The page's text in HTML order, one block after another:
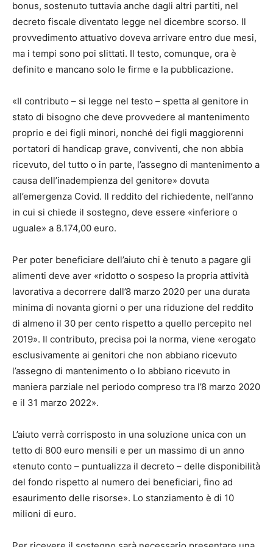
bonus, sostenuto tuttavia anche dagli altri partiti, nel
decreto fiscale diventato legge nel dicembre scorso. Il
provvedimento attuativo doveva arrivare entro due mesi,
ma i tempi sono poi slittati. Il testo, comunque, ora è
definito e mancano solo le firme e la pubblicazione.
«Il contributo – si legge nel testo – spetta al genitore in
stato di bisogno che deve provvedere al mantenimento
proprio e dei figli minori, nonché dei figli maggiorenni
portatori di handicap grave, conviventi, che non abbia
ricevuto, del tutto o in parte, l’assegno di mantenimento a
causa dell’inadempienza del genitore» dovuta
all’emergenza Covid. Il reddito del richiedente, nell’anno
in cui si chiede il sostegno, deve essere «inferiore o
uguale» a 8.174,00 euro.
Per poter beneficiare dell’aiuto chi è tenuto a pagare gli
alimenti deve aver «ridotto o sospeso la propria attività
lavorativa a decorrere dall’8 marzo 2020 per una durata
minima di novanta giorni o per una riduzione del reddito
di almeno il 30 per cento rispetto a quello percepito nel
2019». Il contributo, precisa poi la norma, viene «erogato
esclusivamente ai genitori che non abbiano ricevuto
l’assegno di mantenimento o lo abbiano ricevuto in
maniera parziale nel periodo compreso tra l’8 marzo 2020
e il 31 marzo 2022».
L’aiuto verrà corrisposto in una soluzione unica con un
tetto di 800 euro mensili e per un massimo di un anno
«tenuto conto – puntualizza il decreto – delle disponibilità
del fondo rispetto al numero dei beneficiari, fino ad
esaurimento delle risorse». Lo stanziamento è di 10
milioni di euro.